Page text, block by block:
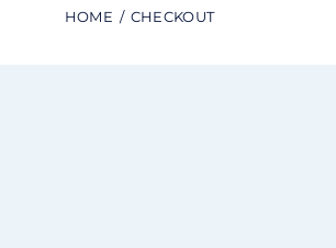
HOME CHECKOUT